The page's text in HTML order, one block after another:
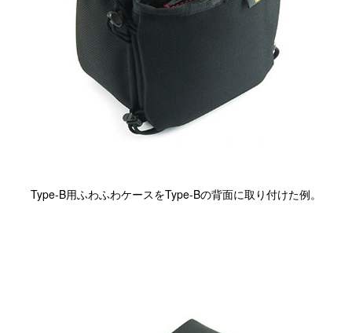
Type-B用ふわふわケースをType-Bの背面に取り付けた例。